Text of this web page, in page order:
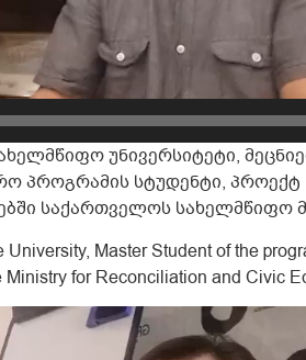
უნივერსიტეტი,
პროგრამის სტუდენტი,
საქართველოს სახელმწიფო
University, Master Student of the
for Reconciliation and Civic